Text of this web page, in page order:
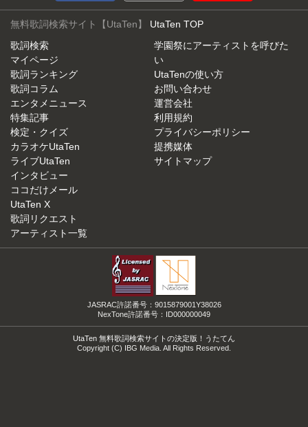
無料歌詞検索サイト【UtaTen】 UtaTen TOP
歌詞検索
マイページ
歌詞ランキング
歌詞コラム
エンタメニュース
特集記事
検定・クイズ
カラオケUtaTen
ライブUtaTen
インタビュー
ココだけメール
UtaTen X
歌詞リクエスト
アーティスト一覧
学園祭にアーティストを呼びた
い
UtaTenの使い方
お問い合わせ
運営会社
利用規約
プライバシーポリシー
提携媒体
サイトマップ
JASRAC許諾番号：9015879001Y38026
NexTone許諾番号：ID000000049
UtaTen 無料歌詞検索サイトの決定版！うたてん
Copyright (C) IBG Media. All Rights Reserved.